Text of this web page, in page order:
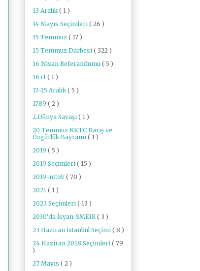
13 Aralık ( 1 )
14 Mayıs Seçimleri ( 26 )
15 Temmuz ( 17 )
15 Temmuz Darbesi ( 322 )
16 Nisan Referandumu ( 5 )
16+1 ( 1 )
17-25 Aralık ( 5 )
1789 ( 2 )
2.Dünya Savaşı ( 1 )
20 Temmuz KKTC Barış ve
Özgürlük Bayramı ( 1 )
2019 ( 5 )
2019 Seçimleri ( 15 )
2019-nCoV( 70 )
2021 ( 1 )
2023 Seçimleri ( 13 )
2030'da İsyan-SMEIR ( 3 )
23 Haziran İstanbul Seçimi ( 8 )
24 Haziran 2018 Seçimleri ( 79
)
27 Mayıs ( 2 )